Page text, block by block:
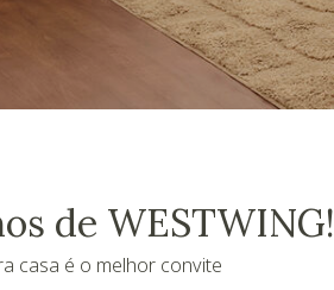
de WESTWING!
casa é o melhor convite